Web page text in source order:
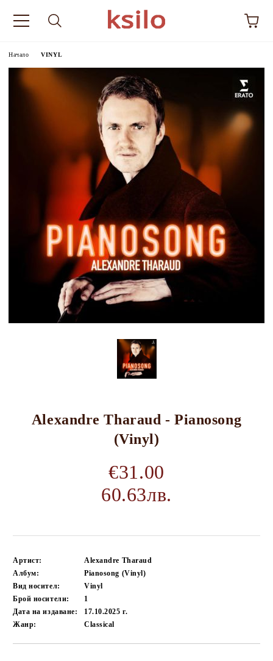
Начало VINYL
Alexandre Tharaud - Pianosong
(Vinyl)
€31.00
60.63лв.
Артист:
Alexandre Tharaud
Албум:
Pianosong (Vinyl)
Вид носител:
Vinyl
Брой носители:
1
Дата на издаване:
17.10.2025 г.
Жанр:
Classical